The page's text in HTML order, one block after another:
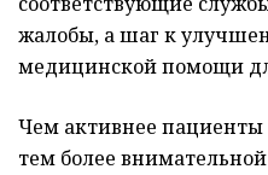
жалобы, а шаг к
медицинской помощи
Чем активнее пациенты
тем более